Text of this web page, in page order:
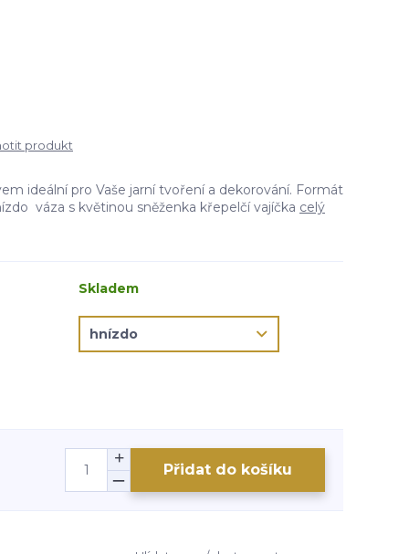
produkt
ideální pro Vaše jarní tvoření a dekorování. Formát
váza s květinou sněženka křepelčí vajíčka celý
Skladem
Přidat do košíku